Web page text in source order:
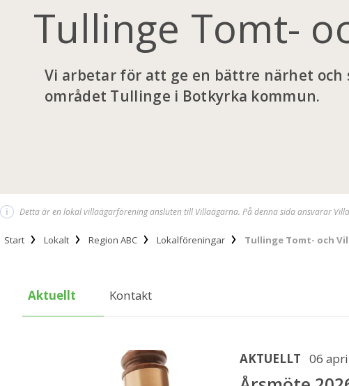
Tullinge Tomt-
Vi arbetar för att ge en bättre närhet
området Tullinge i Botkyrka kommun.
i Detta är en lokal villaägarförening ansluten till Villaägarna. På denna sida ansvarar
Start Lokalt Region ABC Lokalföreningar Tullinge Tomt- och
Aktuellt Kontakt
AKTUELLT 06